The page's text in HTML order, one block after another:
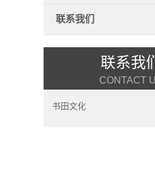
联系我们
联系我们
CONTACT
书田文化